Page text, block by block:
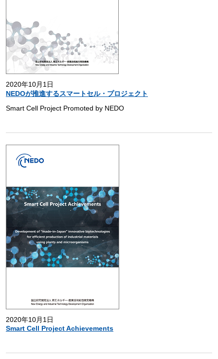
2020年10月1日
NEDOが推進するスマートセル・プロジェクト
Smart Cell Project Promoted by NEDO
2020年10月1日
Smart Cell Project Achievements